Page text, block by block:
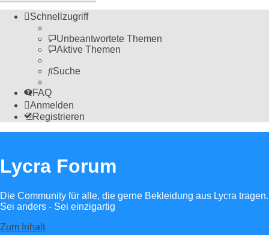
Schnellzugriff
Unbeantwortete Themen
Aktive Themen
Suche
FAQ
Anmelden
Registrieren
Lycra Forum
Die Community für alle, die gerne Bekleidung aus Lycra tragen.
Sei anders - Sei einzigartig
Zum Inhalt